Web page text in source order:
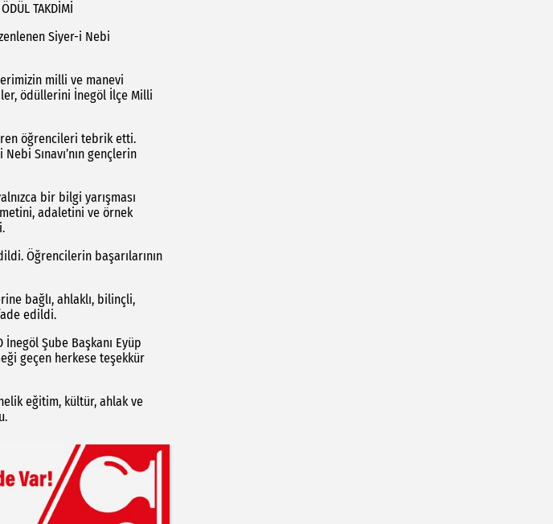
TAKDİMİ
Siyer-i Nebi
milli ve manevi
ödüllerini İnegöl İlçe Milli
öğrencileri tebrik etti.
Sınavı’nın gençlerin
bir bilgi yarışması
adaletini ve örnek
Öğrencilerin başarılarının
bağlı, ahlaklı, bilinçli,
edildi.
Şube Başkanı Eyüp
geçen herkese teşekkür
eğitim, kültür, ahlak ve